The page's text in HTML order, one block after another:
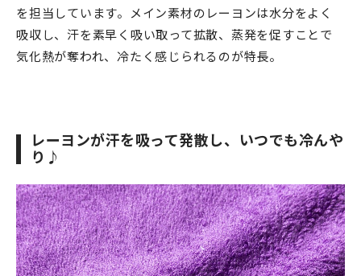
を担当しています。メイン素材のレーヨンは水分をよく
吸収し、汗を素早く吸い取って拡散、蒸発を促すことで
気化熱が奪われ、冷たく感じられるのが特長。
レーヨンが汗を吸って発散し、いつでも冷んや
り♪